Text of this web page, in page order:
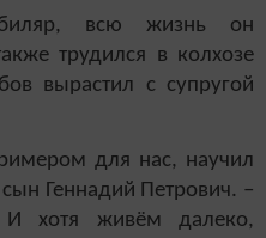
всю жизнь он
трудился в колхозе
вырастил с супругой
для нас, научил
сын Геннадий Петрович. –
хотя живём далеко,